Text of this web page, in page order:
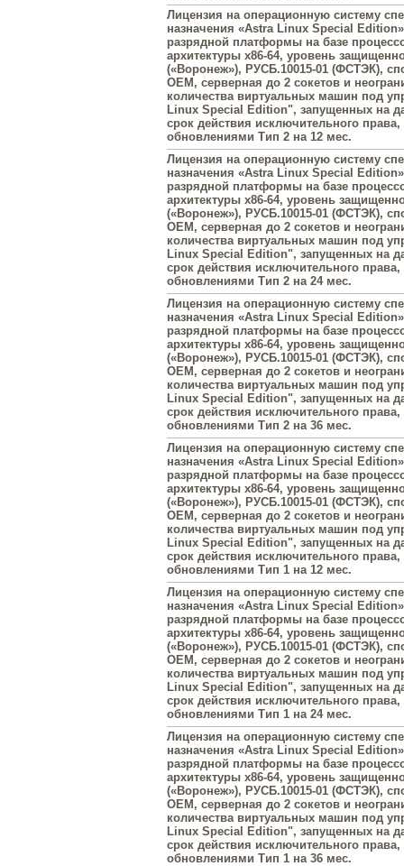
Лицензия на операционную систему
назначения «Astra Linux Special
разрядной платформы на базе
архитектуры х86-64, уровень
(«Воронеж»), РУСБ.10015-01 (ФСТЭК),
OEM, серверная до 2 сокетов и
количества виртуальных машин под
Linux Special Edition", запущенных на
срок действия исключительного
обновлениями Тип 2 на 12 мес.
Лицензия на операционную систему
назначения «Astra Linux Special
разрядной платформы на базе
архитектуры х86-64, уровень
(«Воронеж»), РУСБ.10015-01 (ФСТЭК),
OEM, серверная до 2 сокетов и
количества виртуальных машин под
Linux Special Edition", запущенных на
срок действия исключительного
обновлениями Тип 2 на 24 мес.
Лицензия на операционную систему
назначения «Astra Linux Special
разрядной платформы на базе
архитектуры х86-64, уровень
(«Воронеж»), РУСБ.10015-01 (ФСТЭК),
OEM, серверная до 2 сокетов и
количества виртуальных машин под
Linux Special Edition", запущенных на
срок действия исключительного
обновлениями Тип 2 на 36 мес.
Лицензия на операционную систему
назначения «Astra Linux Special
разрядной платформы на базе
архитектуры х86-64, уровень
(«Воронеж»), РУСБ.10015-01 (ФСТЭК),
OEM, серверная до 2 сокетов и
количества виртуальных машин под
Linux Special Edition", запущенных на
срок действия исключительного
обновлениями Тип 1 на 12 мес.
Лицензия на операционную систему
назначения «Astra Linux Special
разрядной платформы на базе
архитектуры х86-64, уровень
(«Воронеж»), РУСБ.10015-01 (ФСТЭК),
OEM, серверная до 2 сокетов и
количества виртуальных машин под
Linux Special Edition", запущенных на
срок действия исключительного
обновлениями Тип 1 на 24 мес.
Лицензия на операционную систему
назначения «Astra Linux Special
разрядной платформы на базе
архитектуры х86-64, уровень
(«Воронеж»), РУСБ.10015-01 (ФСТЭК),
OEM, серверная до 2 сокетов и
количества виртуальных машин под
Linux Special Edition", запущенных на
срок действия исключительного
обновлениями Тип 1 на 36 мес.